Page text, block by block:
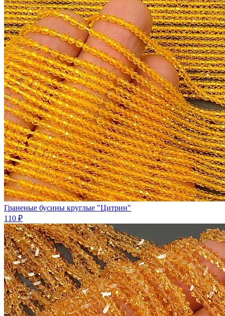
Граненые бусины круглые "Цитрин"
110 ₽